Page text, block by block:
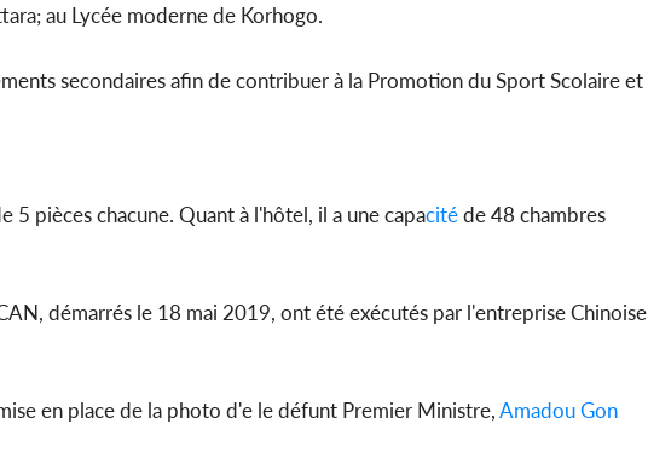
au Lycée moderne de Korhogo.
secondaires afin de contribuer à la Promotion du Sport Scolaire et
pièces chacune. Quant à l'hôtel, il a une capacitéde 48 chambres
démarrés le 18 mai 2019, ont été exécutés par l'entreprise Chinoise
en place de la photo d'e le défunt Premier Ministre,Amadou Gon